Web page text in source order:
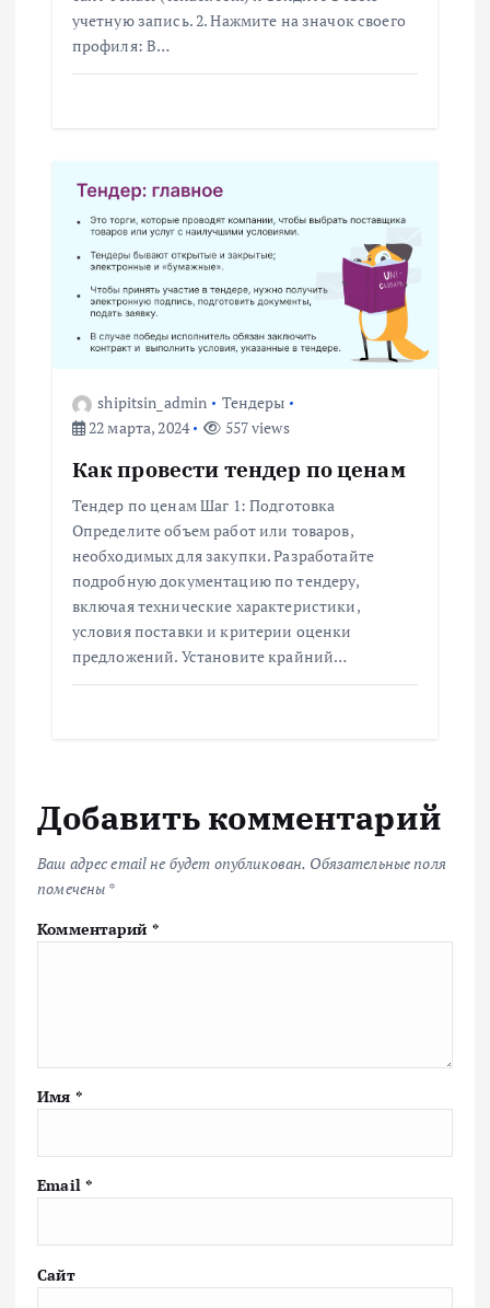
учетную запись. 2. Нажмите на значок своего
профиля: В…
shipitsin_admin
Тендеры
22 марта, 2024
557 views
Как провести тендер по ценам
Тендер по ценам Шаг 1: Подготовка
Определите объем работ или товаров,
необходимых для закупки. Разработайте
подробную документацию по тендеру,
включая технические характеристики,
условия поставки и критерии оценки
предложений. Установите крайний…
Добавить комментарий
Ваш адрес email не будет опубликован. Обязательные поля
помечены *
Комментарий *
Имя *
Email *
Сайт